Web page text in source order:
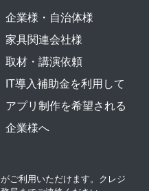
企業様・自治体様
家具関連会社様
取材・講演依頼
IT導入補助金を利用して
アプリ制作を希望される
企業様へ
ご利用いただけます。クレジ